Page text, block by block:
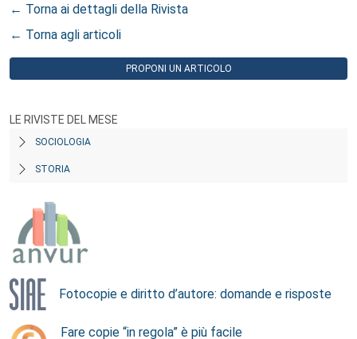
← Torna ai dettagli della Rivista
← Torna agli articoli
PROPONI UN ARTICOLO
LE RIVISTE DEL MESE
SOCIOLOGIA
STORIA
Fotocopie e diritto d’autore: domande e risposte
Fare copie “in regola” è più facile